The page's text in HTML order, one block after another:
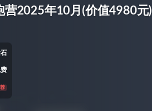
2025年10月(价值4980元)